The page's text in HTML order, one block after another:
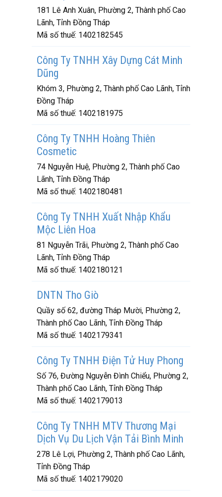
181 Lê Anh Xuân, Phường 2, Thành phố Cao
Lãnh, Tỉnh Đồng Tháp
Mã số thuế: 1402182545
Công Ty TNHH Xây Dựng Cát Minh
Dũng
Khóm 3, Phường 2, Thành phố Cao Lãnh, Tỉnh
Đồng Tháp
Mã số thuế: 1402181975
Công Ty TNHH Hoàng Thiên
Cosmetic
74 Nguyễn Huệ, Phường 2, Thành phố Cao
Lãnh, Tỉnh Đồng Tháp
Mã số thuế: 1402180481
Công Ty TNHH Xuất Nhập Khẩu
Mộc Liên Hoa
81 Nguyễn Trãi, Phường 2, Thành phố Cao
Lãnh, Tỉnh Đồng Tháp
Mã số thuế: 1402180121
DNTN Tho Giò
Quầy số 62, đường Tháp Mười, Phường 2,
Thành phố Cao Lãnh, Tỉnh Đồng Tháp
Mã số thuế: 1402179341
Công Ty TNHH Điện Tử Huy Phong
Số 76, Đường Nguyễn Đình Chiểu, Phường 2,
Thành phố Cao Lãnh, Tỉnh Đồng Tháp
Mã số thuế: 1402179013
Công Ty TNHH MTV Thương Mại
Dịch Vụ Du Lịch Vận Tải Bình Minh
278 Lê Lợi, Phường 2, Thành phố Cao Lãnh,
Tỉnh Đồng Tháp
Mã số thuế: 1402179020